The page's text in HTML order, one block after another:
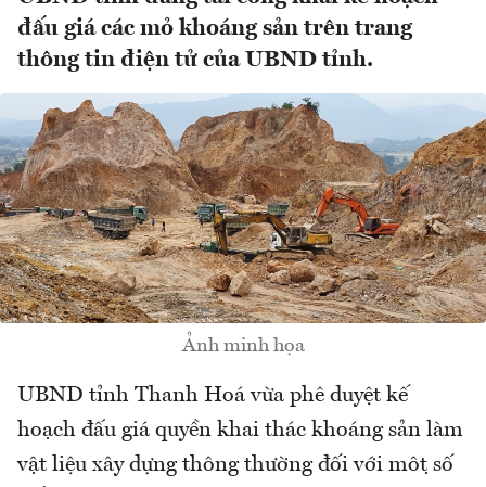
đấu giá các mỏ khoáng sản trên trang
thông tin điện tử của UBND tỉnh.
Ảnh minh họa
UBND tỉnh Thanh Hoá vừa phê duyệt kế
hoạch đấu giá quyền khai thác khoáng sản làm
vật liệu xây dựng thông thường đối với một số